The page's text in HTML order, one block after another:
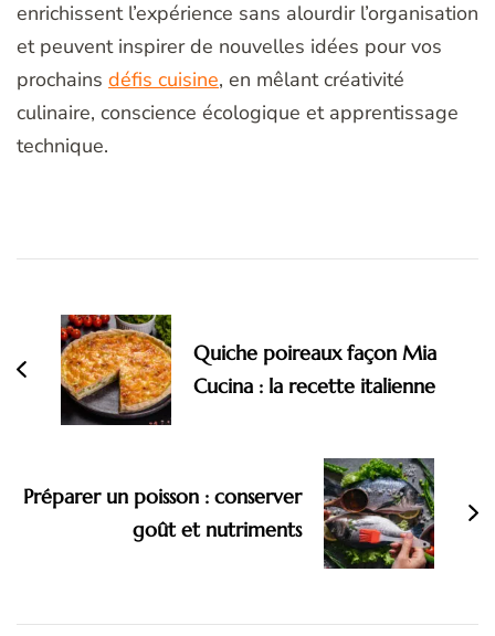
enrichissent l’expérience sans alourdir l’organisation
et peuvent inspirer de nouvelles idées pour vos
prochains défis cuisine, en mêlant créativité
culinaire, conscience écologique et apprentissage
technique.
d'article
Quiche poireaux façon Mia
Cucina : la recette italienne
Préparer un poisson : conserver
goût et nutriments